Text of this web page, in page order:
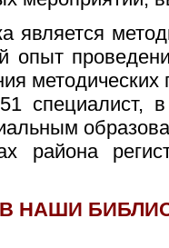
является
опыт
методических
специалист,
района
НАШИ